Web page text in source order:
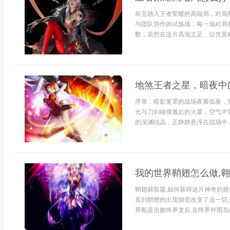
前言踏入王者荣耀的高端局，对
与团队协作的试炼场，每一场对
数，若想在这片高地立足，仅凭
地煞王者之星，暗夜
序章，暗影笼罩的战场夜幕低垂
光与刀剑碰撞溅起的火星，空气
的深渊结晶，正静静悬浮在战场中
我的世界鞘翅怎么做,
鞘翅获取篇,如何获得这片神奇的
直到鞘翅的出现彻底改变了这一
界船是击败终界龙后,在终界外围